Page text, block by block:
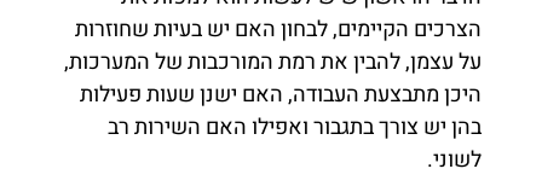
הצרכים הקיימים, לבחון האם יש בעיות שחוזרות
על עצמן, להבין את רמת המורכבות של המערכות,
היכן מתבצעת העבודה, האם ישנן שעות פעילות
בהן יש צורך בתגבור ואפילו האם השירות רב
לשוני.